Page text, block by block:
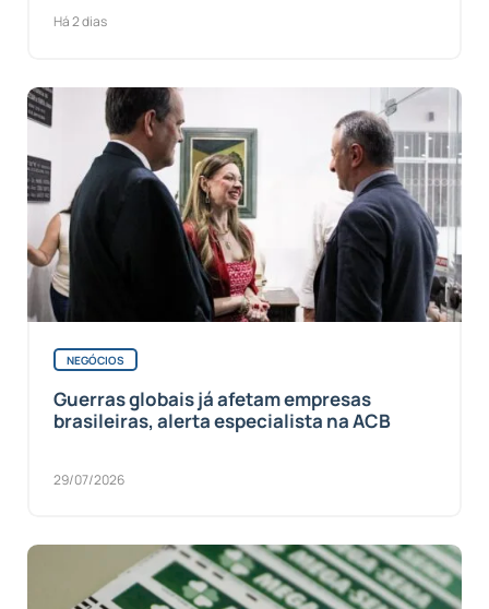
Há 2 dias
NEGÓCIOS
Guerras globais já afetam empresas
brasileiras, alerta especialista na ACB
29/07/2026